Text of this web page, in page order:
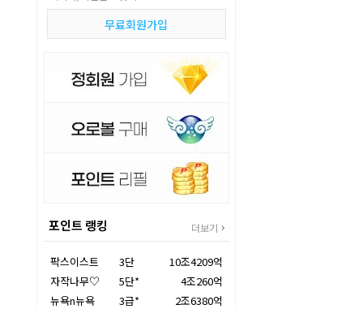
무료회원가입
포인트 랭킹 더보기
팍스이스트 3단
10조4209억
자작나무♡
5단*
4조260억
뉴욕n뉴욕
3급*
2조6380억